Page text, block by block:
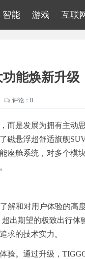
智能 游戏 互联
能焕新升级
评论：0
而是发展为拥有主动
磁悬浮超舒适旗舰
座舱系统，对多个模
解和对用户体验的高
出期望的极致出行
求的技术实力。
验。通过升级，